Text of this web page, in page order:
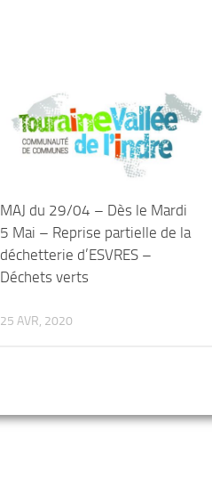
MAJ du 29/04 – Dès le Mardi
5 Mai – Reprise partielle de la
déchetterie d’ESVRES –
Déchets verts
25 AVR, 2020